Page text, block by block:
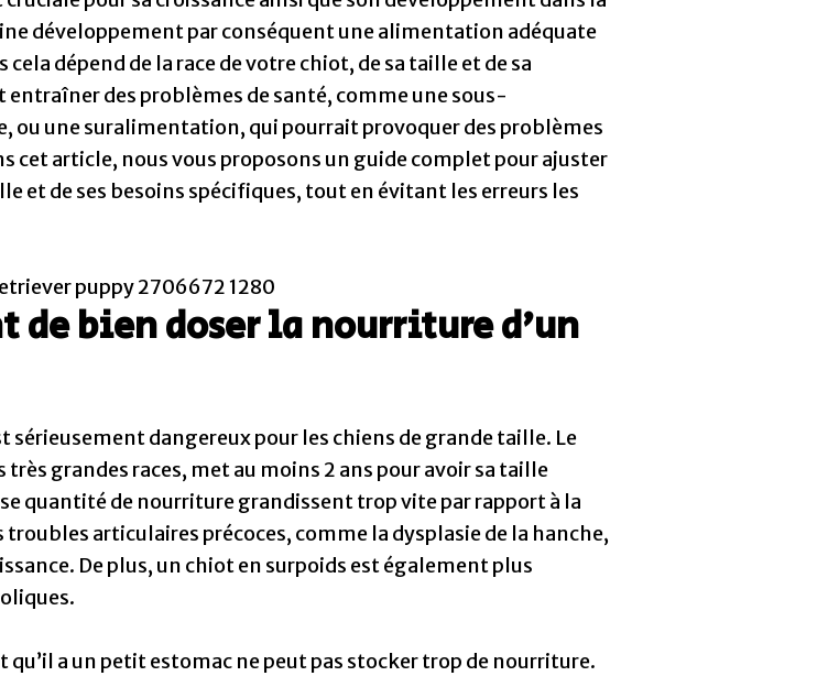
développement par conséquent une alimentation adéquate
dépend de la race de votre chiot, de sa taille et de sa
des problèmes de santé, comme une sous-
ou une suralimentation, qui pourrait provoquer des problèmes
cet article, nous vous proposons un guide complet pour ajuster
et de ses besoins spécifiques, tout en évitant les erreurs les
bien doser la nourriture d’un
sérieusement dangereux pour les chiens de grande taille. Le
grandes races, met au moins 2 ans pour avoir sa taille
quantité de nourriture grandissent trop vite par rapport à la
troubles articulaires précoces, comme la dysplasie de la hanche,
De plus, un chiot en surpoids est également plus
a un petit estomac ne peut pas stocker trop de nourriture.